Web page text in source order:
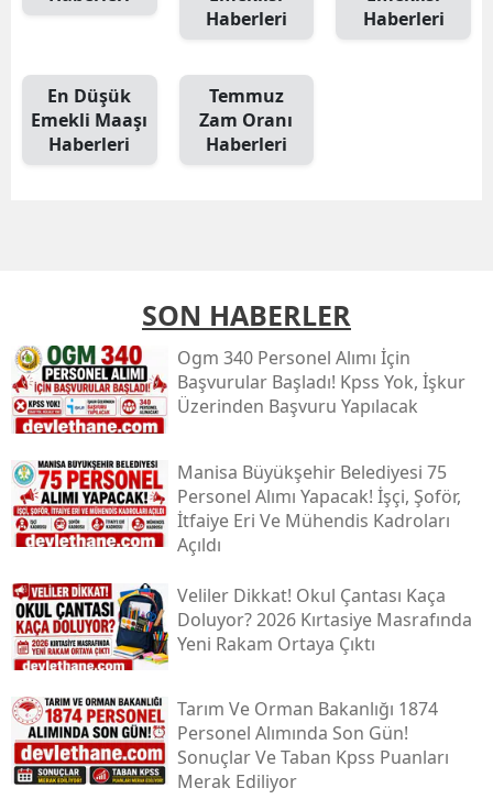
Haberleri
Haberleri
En Düşük
Emekli Maaşı
Haberleri
Temmuz
Zam Oranı
Haberleri
SON HABERLER
Ogm 340 Personel Alımı İçin
Başvurular Başladı! Kpss Yok, İşkur
Üzerinden Başvuru Yapılacak
Manisa Büyükşehir Belediyesi 75
Personel Alımı Yapacak! İşçi, Şoför,
İtfaiye Eri Ve Mühendis Kadroları
Açıldı
Veliler Dikkat! Okul Çantası Kaça
Doluyor? 2026 Kırtasiye Masrafında
Yeni Rakam Ortaya Çıktı
Tarım Ve Orman Bakanlığı 1874
Personel Alımında Son Gün!
Sonuçlar Ve Taban Kpss Puanları
Merak Ediliyor